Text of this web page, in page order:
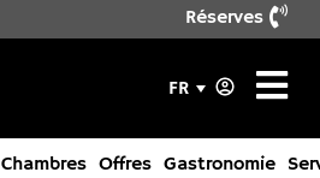
Réserves
FR
Chambres Offres Gastronomie